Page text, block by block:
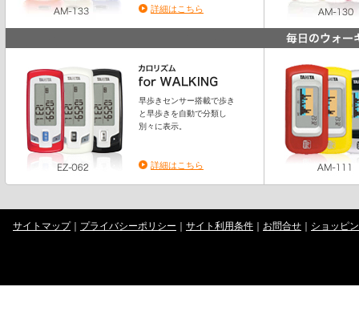
詳細はこちら
早歩きセンサー搭載で歩き
と早歩きを自動で分類し
別々に表示。
詳細はこちら
サイトマップ｜ プライバシーポリシー サイト利用条件 お問合せ ショッピ